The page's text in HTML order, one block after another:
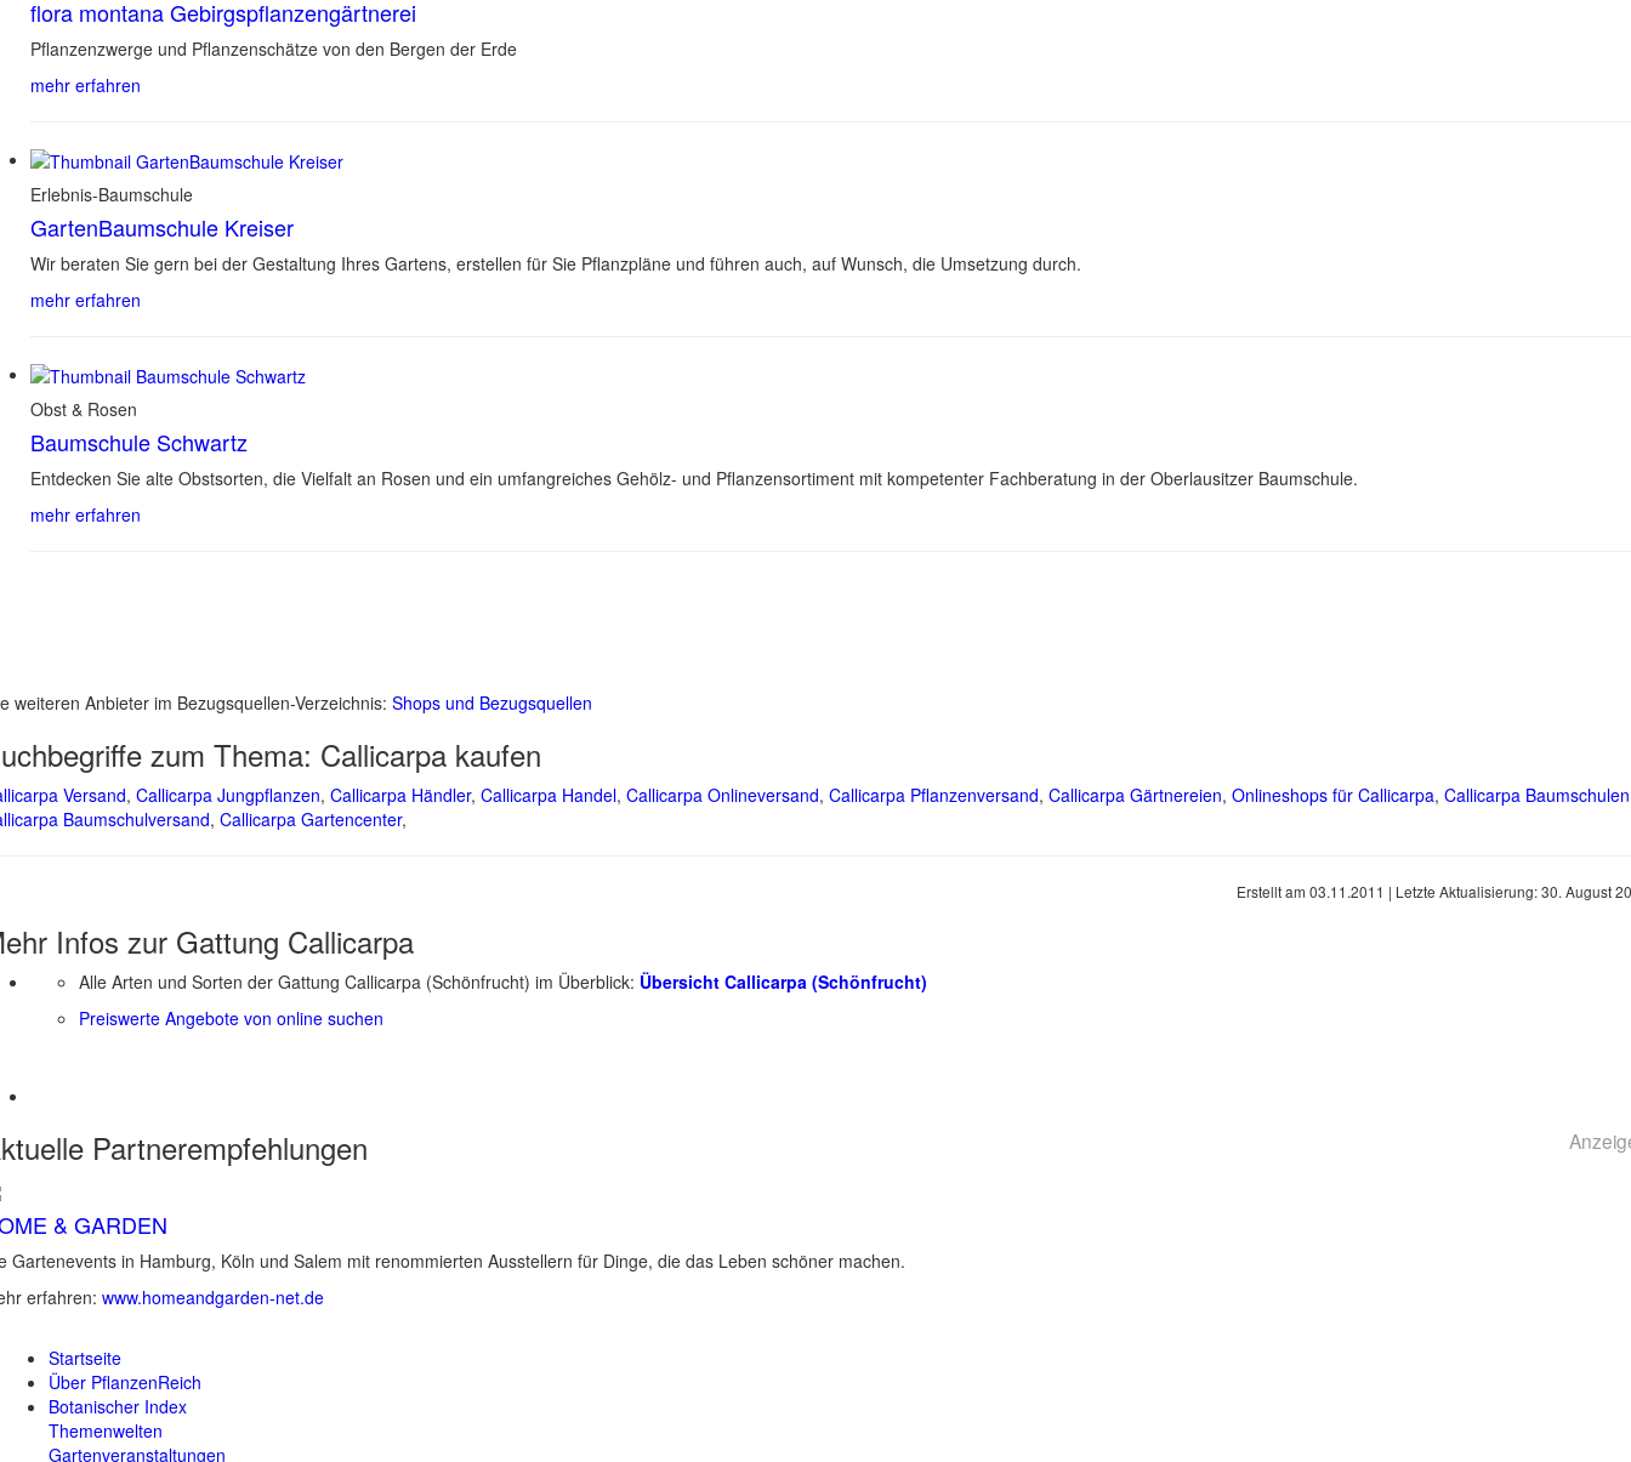
flora montana Gebirgspflanzengärtnerei
Pflanzenzwerge und Pflanzenschätze von den Bergen der Erde
mehr erfahren
Erlebnis-Baumschule
GartenBaumschule Kreiser
Wir beraten Sie gern bei der Gestaltung Ihres Gartens, erstellen für Sie Pflanzpläne und führen auch, auf Wunsch, die Umsetzung durch.
mehr erfahren
Obst & Rosen
Baumschule Schwartz
Entdecken Sie alte Obstsorten, die Vielfalt an Rosen und ein umfangreiches Gehölz- und Pflanzensortiment mit kompetenter Fachberatung in der Oberlausitzer Baumschule.
mehr erfahren
weiteren Anbieter im Bezugsquellen-Verzeichnis: Shops und Bezugsquellen
zum Thema: Callicarpa kaufen
Versand, Callicarpa Jungpflanzen, Callicarpa Händler, Callicarpa Handel, Callicarpa Onlineversand, Callicarpa Pflanzenversand, Callicarpa Gärtnereien, Onlineshops für Callicarpa, Callicarpa Baumschulen
Baumschulversand, Callicarpa Gartencenter,
Erstellt am 03.11.2011 | Letzte Aktualisierung:30. August
Infos zur Gattung Callicarpa
Alle Arten und Sorten der Gattung Callicarpa (Schönfrucht) im Überblick: Übersicht Callicarpa (Schönfrucht)
Preiswerte Angebote von online suchen
Partnerempfehlungen
& GARDEN
Gartenevents in Hamburg, Köln und Salem mit renommierten Ausstellern für Dinge, die das Leben schöner machen.
erfahren: www.homeandgarden-net.de
Startseite
Über PflanzenReich
Botanischer Index
Themenwelten
Gartenveranstaltungen